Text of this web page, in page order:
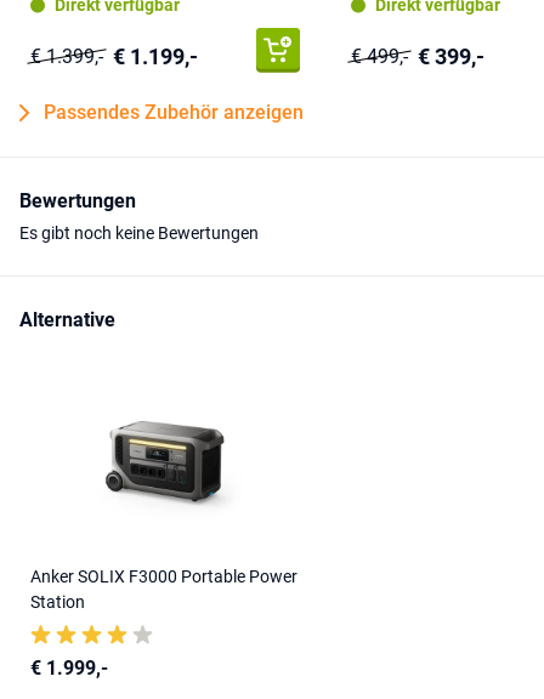
Direkt verfügbar
€ 1.399,- € 1.199,-
Direkt verfügbar
€ 499,- € 399,-
Passendes Zubehör anzeigen
Bewertungen
Es gibt noch keine Bewertungen
Alternative
Anker SOLIX F3000 Portable Power
Station
€ 1.999,-